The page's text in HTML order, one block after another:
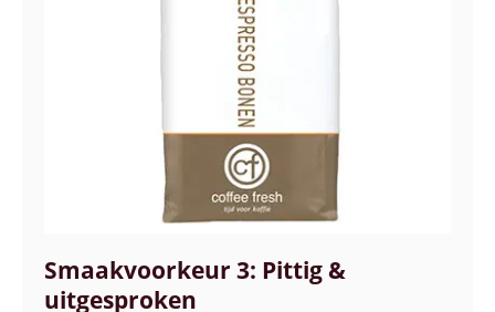
Smaakvoorkeur 3: Pittig &
uitgesproken